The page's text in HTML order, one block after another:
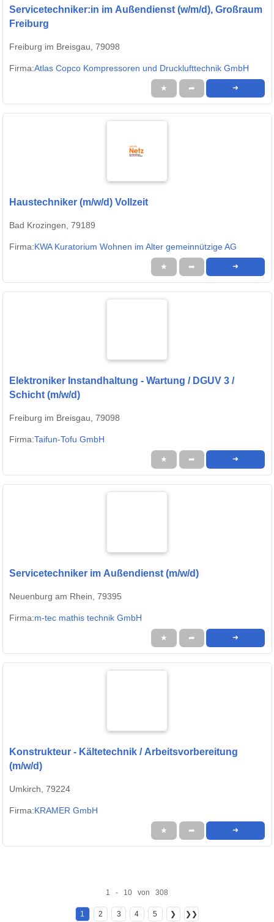
Servicetechniker:in im Außendienst (w/m/d), Großraum
Freiburg
Freiburg im Breisgau, 79098
Firma:Atlas Copco Kompressoren und Drucklufttechnik GmbH
★ ➦ ➜
Haustechniker (m/w/d) Vollzeit
Bad Krozingen, 79189
Firma:KWA Kuratorium Wohnen im Alter gemeinnützige AG
★ ➦ ➜
Elektroniker Instandhaltung - Wartung / DGUV 3 /
Schicht (m/w/d)
Freiburg im Breisgau, 79098
Firma:Taifun-Tofu GmbH
★ ➦ ➜
Servicetechniker im Außendienst (m/w/d)
Neuenburg am Rhein, 79395
Firma:m-tec mathis technik GmbH
★ ➦ ➜
Konstrukteur - Kältetechnik / Arbeitsvorbereitung
(m/w/d)
Umkirch, 79224
Firma:KRAMER GmbH
★ ➦ ➜
1 - 10 von 308
1 2 3 4 5 ❯ ❯❯